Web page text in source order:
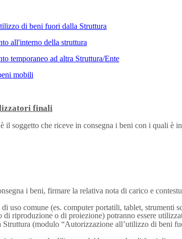
di beni fuori dalla Struttura
all'interno della struttura
temporaneo ad altra Struttura/Ente
mobili
finali
il soggetto che riceve in consegna i beni con i quali è
i beni, firmare la relativa nota di carico e
uso comune (es. computer portatili, tablet, strumenti
di riproduzione o di proiezione) potranno essere
Struttura (modulo “Autorizzazione all’utilizzo di beni